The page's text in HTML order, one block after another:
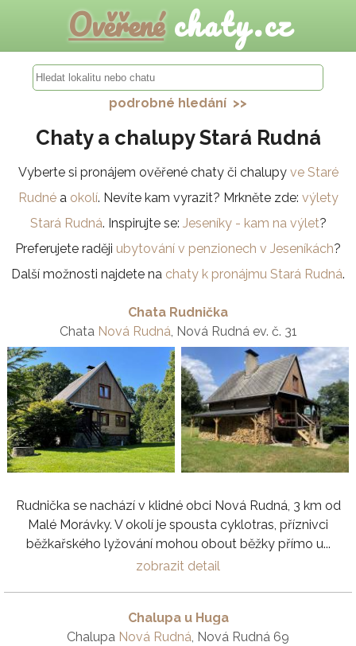
Ověřenéchaty.cz
podrobné hledání >>
Chaty a chalupy Stará Rudná
Vyberte si pronájem ověřené chaty či chalupy ve Staré
Rudnéa okolí. Nevíte kam vyrazit? Mrkněte zde: výlety
Stará Rudná. Inspirujte se: Jeseníky - kam na výlet?
Preferujete raději ubytování v penzionech v Jeseníkách?
Další možnosti najdete na chaty k pronájmu Stará Rudná.
Chata Rudnička
Chata Nová Rudná, Nová Rudná ev. č. 31
Rudnička se nachází v klidné obci Nová Rudná, 3 km od
Malé Morávky. V okolí je spousta cyklotras, příznivci
běžkařského lyžování mohou obout běžky přímo u...
zobrazit detail
Chalupa u Huga
Chalupa Nová Rudná, Nová Rudná 69